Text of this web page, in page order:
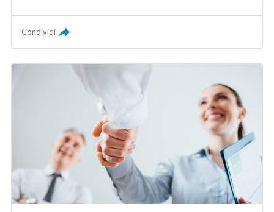
Condividi